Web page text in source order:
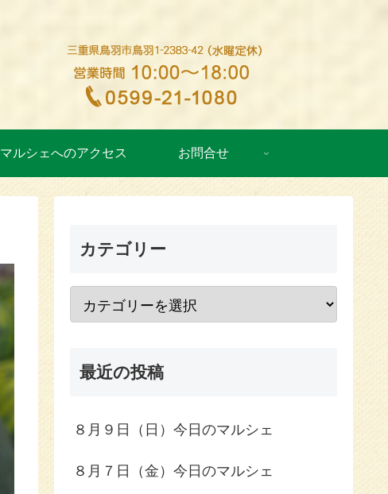
マルシェへのアクセス お問合せ
カテゴリー
最近の投稿
８月９日（日）今日のマルシェ
８月７日（金）今日のマルシェ